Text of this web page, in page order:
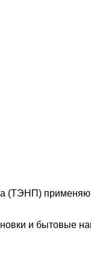
(ТЭНП)
и бытовые